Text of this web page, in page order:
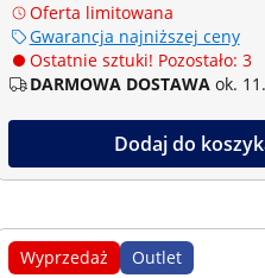
Oferta limitowana
Gwarancja najniższej ceny
Ostatnie sztuki! Pozostało: 3
DARMOWA DOSTAWA ok.
Dodaj do
Wyprzedaż Outlet